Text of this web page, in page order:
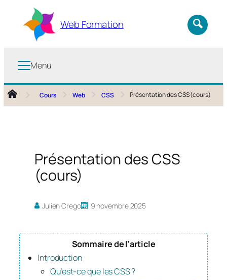
contenu
Web Formation
Menu
Cours Web CSS Présentation des CSS (cours)
Présentation des CSS
(cours)
Julien Crego 9 novembre 2025
Sommaire de l’article
Introduction
Qu’est-ce que les CSS ?